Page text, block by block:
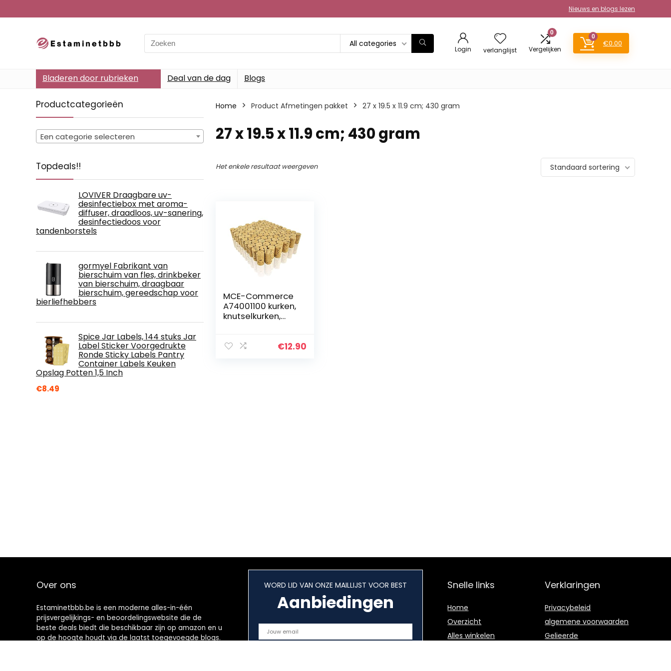
Nieuws en blogs lezen
Search
for:
All categories
Login verlanglijst
0
Vergelijken
0
€0.00
Bladeren door rubrieken Deal van de dag Blogs
Productcategorieën
Een categorie selecteren
Topdeals!!
LOVIVER Draagbare uv-
desinfectiebox met aroma-
diffuser, draadloos, uv-sanering,
desinfectiedoos voor
tandenborstels
gormyel Fabrikant van
bierschuim van fles, drinkbeker
van bierschuim, draagbaar
bierschuim, gereedschap voor
bierliefhebbers
Spice Jar Labels, 144 stuks Jar
Label Sticker Voorgedrukte
Ronde Sticky Labels Pantry
Container Labels Keuken
Opslag Potten 1,5 Inch
€8.49
Home Product Afmetingen pakket ‎27 x 19.5 x 11.9 cm; 430 gram
‎27 x 19.5 x 11.9 cm; 430 gram
Het enkele resultaat weergeven Standaard sortering
MCE-Commerce
A74001100 kurken,
knutselkurken,
knutselen en
€12.90
Over ons
Estaminetbbb.be is een moderne alles-in-één
prijsvergelijkings- en beoordelingswebsite die de
beste deals biedt die beschikbaar zijn op amazon en u
op de hoogte houdt via de laatst toegevoegde blogs.
WORD LID VAN ONZE MAILLIJST VOOR BEST
Aanbiedingen
Snelle links
Home
Overzicht
Alles winkelen
Verklaringen
Privacybeleid
algemene voorwaarden
Gelieerde